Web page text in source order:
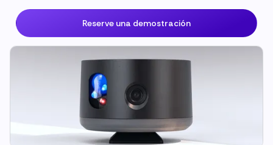
Reserve una demostración